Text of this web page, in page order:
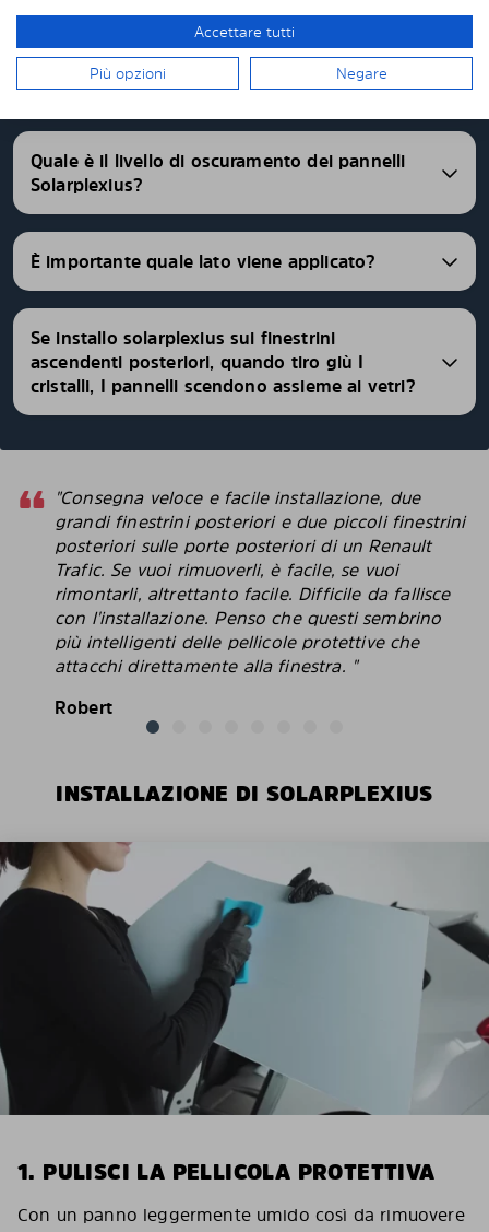
oltre 4500 differenti modelli di auto.
FAQ
Quale è il livello di oscuramento dei pannelli
Solarplexius?
È importante quale lato viene applicato?
Se installo solarplexius sui finestrini
ascendenti posteriori, quando tiro giù I
cristalli, I pannelli scendono assieme ai vetri?
"Consegna veloce e facile installazione, due
grandi finestrini posteriori e due piccoli finestrini
posteriori sulle porte posteriori di un Renault
Trafic. Se vuoi rimuoverli, è facile, se vuoi
rimontarli, altrettanto facile. Difficile da fallisce
con l'installazione. Penso che questi sembrino
più intelligenti delle pellicole protettive che
attacchi direttamente alla finestra. "
Robert
INSTALLAZIONE DI SOLARPLEXIUS
1. PULISCI LA PELLICOLA PROTETTIVA
Con un panno leggermente umido così da rimuovere
Accettare tutti
Più opzioni Negare